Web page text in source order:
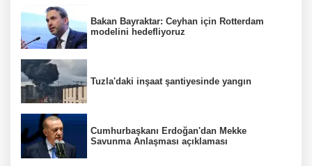
Bakan Bayraktar: Ceyhan için Rotterdam
modelini hedefliyoruz
Tuzla'daki inşaat şantiyesinde yangın
Cumhurbaşkanı Erdoğan'dan Mekke
Savunma Anlaşması açıklaması